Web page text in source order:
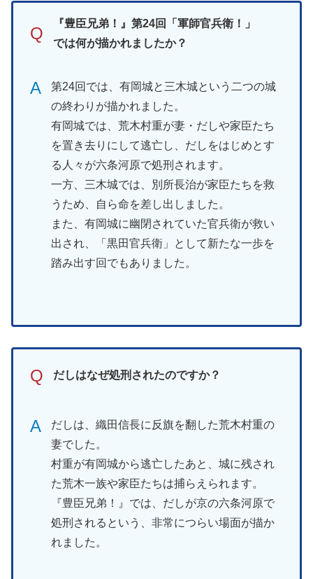
Q
『豊臣兄弟！』第24回「軍師官兵衛！」
では何が描かれましたか？
A
第24回では、有岡城と三木城という二つの城
の終わりが描かれました。
有岡城では、荒木村重が妻・だしや家臣たち
を置き去りにして逃亡し、だしをはじめとす
る人々が六条河原で処刑されます。
一方、三木城では、別所長治が家臣たちを救
うため、自ら命を差し出しました。
また、有岡城に幽閉されていた官兵衛が救い
出され、「黒田官兵衛」として新たな一歩を
踏み出す回でもありました。
Q だしはなぜ処刑されたのですか？
A
だしは、織田信長に反旗を翻した荒木村重の
妻でした。
村重が有岡城から逃亡したあと、城に残され
た荒木一族や家臣たちは捕らえられます。
『豊臣兄弟！』では、だしが京の六条河原で
処刑されるという、非常につらい場面が描か
れました。